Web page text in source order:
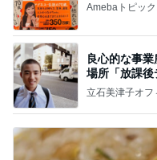
Amebaトピック
良心的な事
場所「放課
実の
立石美津子オフ